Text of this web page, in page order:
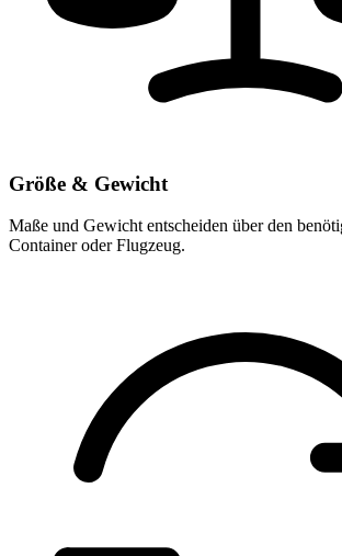
Größe & Gewicht
Maße und Gewicht entscheiden über den
Container oder Flugzeug.